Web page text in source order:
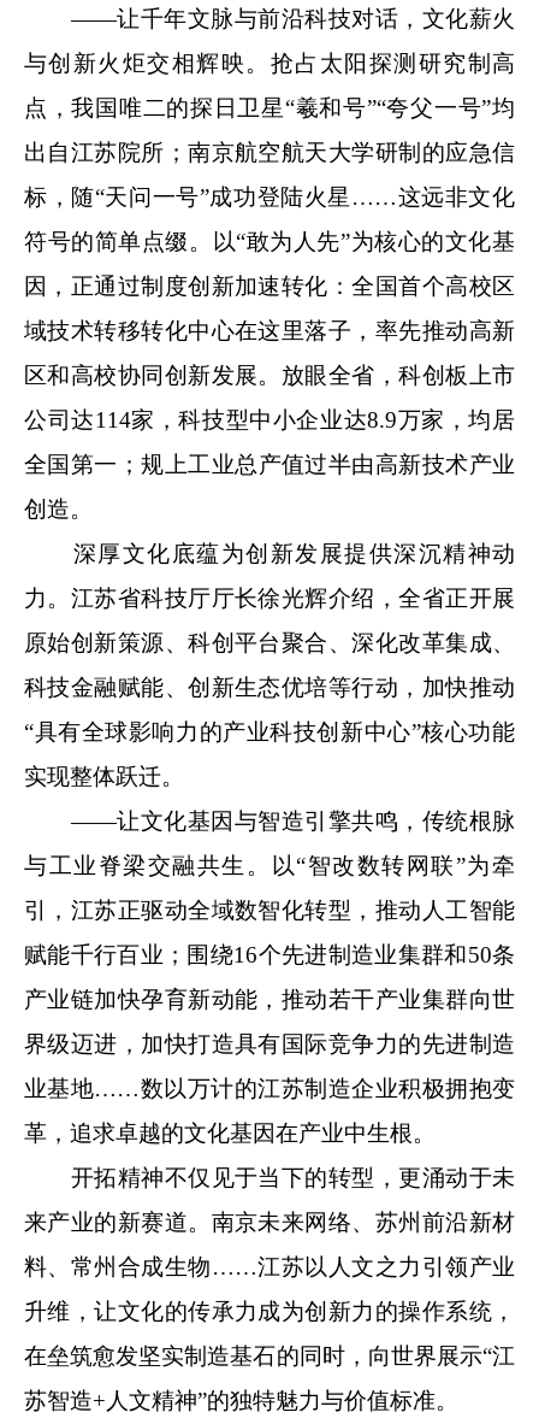
——让千年文脉与前沿科技对话，文化薪火
与创新火炬交相辉映。抢占太阳探测研究制高
点，我国唯二的探日卫星“羲和号”“夸父一号”均
出自江苏院所；南京航空航天大学研制的应急信
标，随“天问一号”成功登陆火星……这远非文化
符号的简单点缀。以“敢为人先”为核心的文化基
因，正通过制度创新加速转化：全国首个高校区
域技术转移转化中心在这里落子，率先推动高新
区和高校协同创新发展。放眼全省，科创板上市
公司达114家，科技型中小企业达8.9万家，均居
全国第一；规上工业总产值过半由高新技术产业
创造。
深厚文化底蕴为创新发展提供深沉精神动
力。江苏省科技厅厅长徐光辉介绍，全省正开展
原始创新策源、科创平台聚合、深化改革集成、
科技金融赋能、创新生态优培等行动，加快推动
“具有全球影响力的产业科技创新中心”核心功能
实现整体跃迁。
——让文化基因与智造引擎共鸣，传统根脉
与工业脊梁交融共生。以“智改数转网联”为牵
引，江苏正驱动全域数智化转型，推动人工智能
赋能千行百业；围绕16个先进制造业集群和50条
产业链加快孕育新动能，推动若干产业集群向世
界级迈进，加快打造具有国际竞争力的先进制造
业基地……数以万计的江苏制造企业积极拥抱变
革，追求卓越的文化基因在产业中生根。
开拓精神不仅见于当下的转型，更涌动于未
来产业的新赛道。南京未来网络、苏州前沿新材
料、常州合成生物……江苏以人文之力引领产业
升维，让文化的传承力成为创新力的操作系统，
在垒筑愈发坚实制造基石的同时，向世界展示“江
苏智造+人文精神”的独特魅力与价值标准。